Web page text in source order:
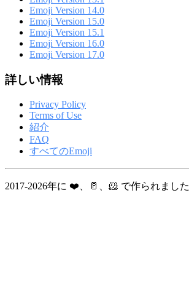
Emoji Version 14.0
Emoji Version 15.0
Emoji Version 15.1
Emoji Version 16.0
Emoji Version 17.0
詳しい情報
Privacy Policy
Terms of Use
紹介
FAQ
すべてのEmoji
2017-2026年に ❤️、🥛、🐹 で作られました